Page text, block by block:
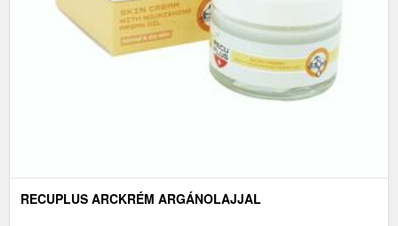
RECUPLUS ARCKRÉM ARGÁNOLAJJAL